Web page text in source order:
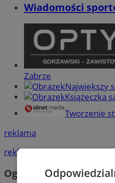
Wiadomości
Zabrze
Największy
Książeczka
Tworzenie
reklama
reklama
Ogłoszenia